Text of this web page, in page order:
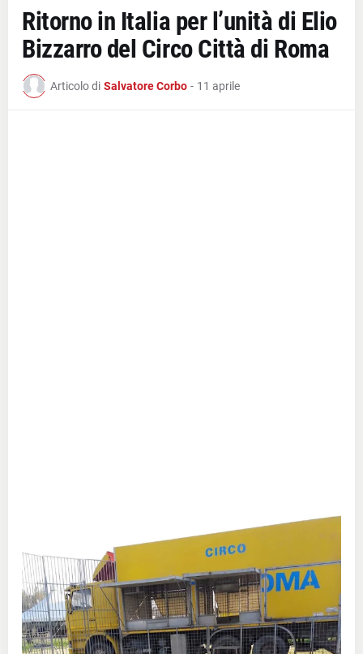
Ritorno in Italia per l’unità di Elio
Bizzarro del Circo Città di Roma
Articolo di Salvatore Corbo - 11 aprile